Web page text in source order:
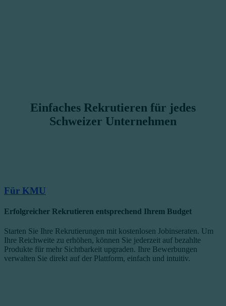
Einfaches Rekrutieren für jedes
Schweizer Unternehmen
Für KMU
Erfolgreicher Rekrutieren entsprechend Ihrem Budget
Starten Sie Ihre Rekrutierungen mit kostenlosen Jobinseraten. Um
Ihre Reichweite zu erhöhen, können Sie jederzeit auf bezahlte
Produkte für mehr Sichtbarkeit upgraden. Ihre Bewerbungen
verwalten Sie direkt auf der Plattform, einfach und intuitiv.